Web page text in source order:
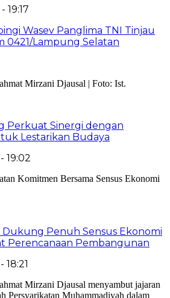
19:17
Wasev Panglima TNI Tinjau
0421/Lampung Selatan
Perkuat Sinergi dengan
Lestarikan Budaya
19:02
Penuh Sensus Ekonomi
Perencanaan Pembangunan